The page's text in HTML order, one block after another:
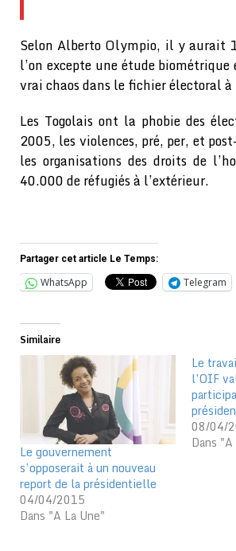
Selon Alberto Olympio, il y aurait
l’on excepte une étude
vrai chaos dans le fichier électoral
Les Togolais ont la phobie des
2005, les violences, pré, per, et
les organisations des droits de
40.000 de réfugiés à l’extérieur.
Partager cet article Le Temps:
WhatsApp Telegram
Similaire
Le gouvernement
s’opposerait à un nouveau
report de la présidentielle
04/04/2015
Dans "A La Une"
Le
l’OIF
08/04/
Dans